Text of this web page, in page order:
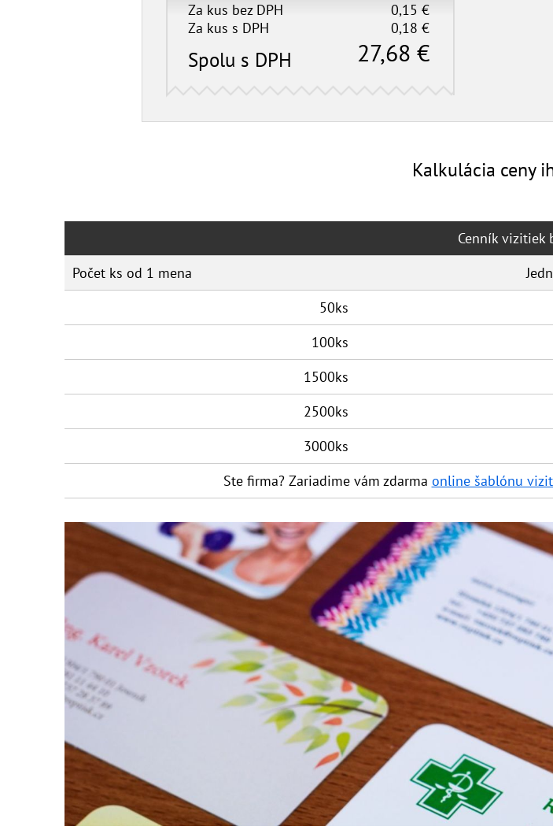
Za kus bez DPH 0,15 €
Za kus s DPH
0,18 €
Spolu s DPH 27,68 €
Kalkulácia ceny
Cenník vizitiek
Počet ks od 1 mena
50ks
100ks
1500ks
2500ks
3000ks
Ste firma? Zariadime vám zdarma online šablónu